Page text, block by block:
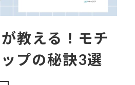
教える！モチ
プの秘訣3選